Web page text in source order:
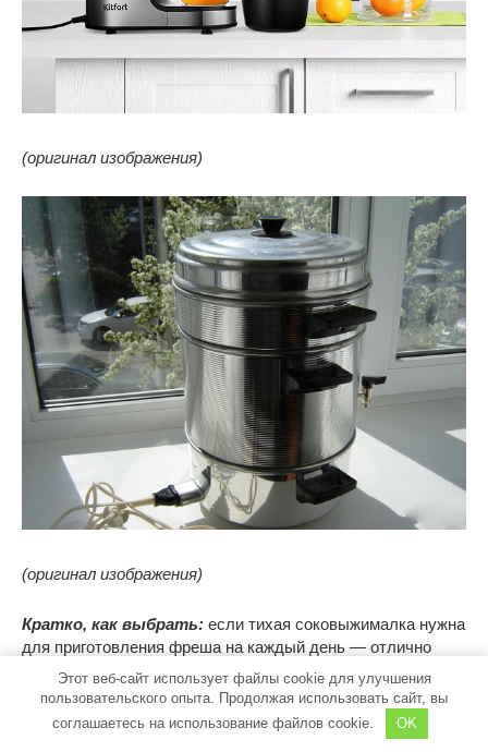
(оригинал изображения)
(оригинал изображения)
Кратко, как выбрать: если тихая соковыжималка нужна
для приготовления фреша на каждый день — отлично
подойдет шнековая или ручной пресс, если для заготовок
— берите соковарку. Центрифужные — почти всегда
Этот веб-сайт использует файлы cookie для улучшения
пользовательского опыта. Продолжая использовать сайт, вы
соглашаетесь на использование файлов cookie.
OK